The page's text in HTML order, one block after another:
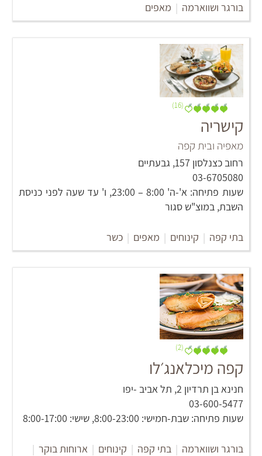
בורגר ושווארמה | מאפים
(16)
קישריה
מאפיה ובית קפה
רחוב כצנלסון 157, גבעתיים
03-6705080
שעות פתיחה: א'-ה' 8:00 – 23:00, ו' עד שעה לפני כניסת
השבת, במוצ"ש סגור
בתי קפה | קינוחים | מאפים | כשר
(2)
קפה מיכלאנג׳לו
חנינא בן תרדיון 2‏, תל אביב -יפו
03-600-5477
שעות פתיחה: שבת-חמישי: 8:00-23:00, שישי: 8:00-17:00
בורגר ושווארמה | בתי קפה | קינוחים | ארוחות בוקר |